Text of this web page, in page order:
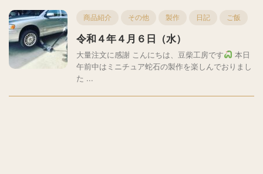
商品紹介 その他 製作 日記 ご飯
令和４年４月６日（水）
大量注文に感謝 こんにちは、豆柴工房です
本日
午前中はミニチュア蛇石の製作を楽しんでおりまし
た ...